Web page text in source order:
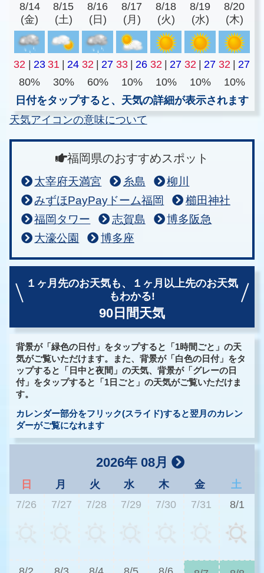
8/14
(金)
8/15
(土)
8/16
(日)
8/17
(月)
8/18
(火)
8/19
(水)
8/20
(木)
32 23 31 24 32 27 33 26 32 27 32 27 32
27
80%
30% 60% 10% 10% 10%
10%
日付をタップすると、天気の詳細が表示されます
天気アイコンの意味について
福岡県のおすすめスポット
太宰府天満宮 糸島
柳川
みずほPayPayドーム福岡
櫛田神社
福岡タワー
志賀島
博多阪急
大濠公園
博多座
１ヶ月先のお天気も、
１ヶ月以上先のお天気
もわかる!
90日間天気
背景が「緑色の日付」をタップすると「1時間ごと」の天
気がご覧いただけます。また、背景が「白色の日付」をタ
ップすると「日中と夜間」の天気、背景が「グレーの日
付」をタップすると「1日ごと」の天気がご覧いただけま
す。
カレンダー部分をフリック(スライド)すると翌月のカレン
ダーがご覧になれます
2026年 08月
日 月 火 水 木 金
土
7/26
7/27 7/28 7/29 7/30 7/31 8/1